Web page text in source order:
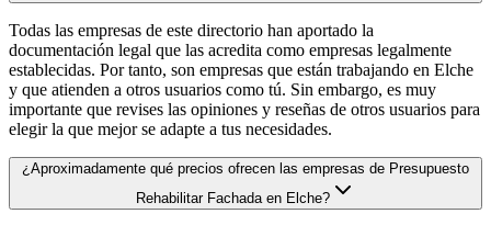
Todas las empresas de este directorio han aportado la
documentación legal que las acredita como empresas legalmente
establecidas. Por tanto, son empresas que están trabajando en Elche
y que atienden a otros usuarios como tú. Sin embargo, es muy
importante que revises las opiniones y reseñas de otros usuarios para
elegir la que mejor se adapte a tus necesidades.
¿Aproximadamente qué precios ofrecen las empresas de Presupuesto
Rehabilitar Fachada en Elche?